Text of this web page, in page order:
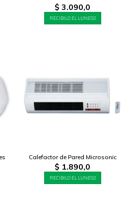
$ 3.090,0
RECIBILO EL LUNES
Calefactor de Pared Microsonic
$ 1.890,0
RECIBILO EL LUNES